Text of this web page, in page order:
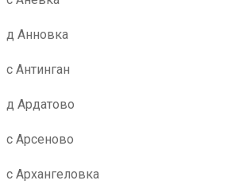
д Анновка
с Антинган
д Ардатово
с Арсеново
с Архангеловка